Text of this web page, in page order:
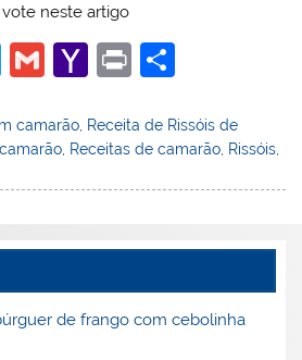
neste artigo
T
itt
er
G
ai
l
Y
h
o
o
l
Pr
t
ar
e
camarão, Receita de Rissóis de
Receitas de camarão Rissóis
de frango com cebolinha